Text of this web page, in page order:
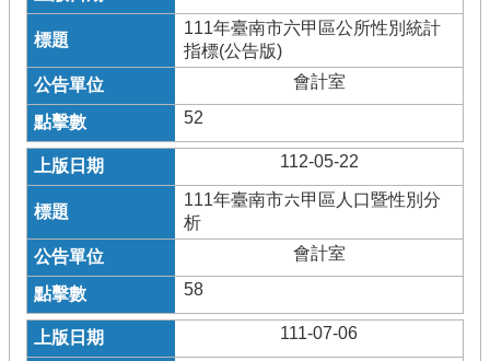
111年臺南市六甲區公所性別統計
指標(公告版)
會計室
52
112-05-22
111年臺南市六甲區人口暨性別分
析
會計室
58
111-07-06